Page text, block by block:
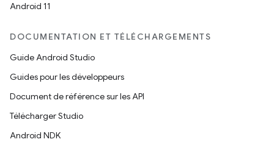
Android 11
DOCUMENTATION ET TÉLÉCHARGEMENTS
Guide Android Studio
Guides pour les développeurs
Document de référence sur les API
Télécharger Studio
Android NDK